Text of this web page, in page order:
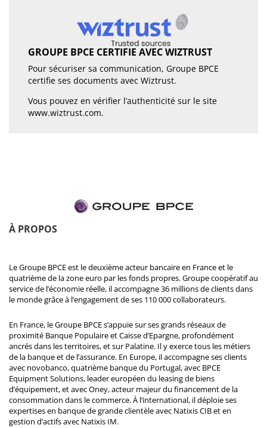
GROUPE BPCE CERTIFIE AVEC WIZTRUST
Pour sécuriser sa communication, Groupe BPCE
certifie ses documents avec Wiztrust.
Vous pouvez en vérifier l’authenticité sur le site
www.wiztrust.com.
À PROPOS
Le Groupe BPCE est le deuxième acteur bancaire en France et le
quatrième de la zone euro par les fonds propres. Groupe coopératif au
service de l’économie réelle, il accompagne 36 millions de clients dans
le monde grâce à l’engagement de ses 110 000 collaborateurs.
En France, le Groupe BPCE s’appuie sur ses grands réseaux de
proximité Banque Populaire et Caisse d’Epargne, profondément
ancrés dans les territoires, et sur Palatine. Il y exerce tous les métiers
de la banque et de l’assurance. En Europe, il accompagne ses clients
avec novobanco, quatrième banque du Portugal, avec BPCE
Equipment Solutions, leader européen du leasing de biens
d’équipement, et avec Oney, acteur majeur du financement de la
consommation dans le commerce. À l’international, il déploie ses
expertises en banque de grande clientèle avec Natixis CIB et en
gestion d’actifs avec Natixis IM.